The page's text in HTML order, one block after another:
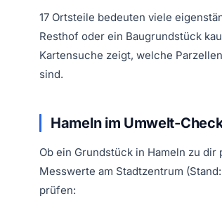
17 Ortsteile bedeuten viele
Resthof oder ein Baugrundstück
Kartensuche zeigt, welche
sind.
Hameln im Umwelt-
Ob ein Grundstück in Hameln zu
Messwerte am Stadtzentrum
prüfen: